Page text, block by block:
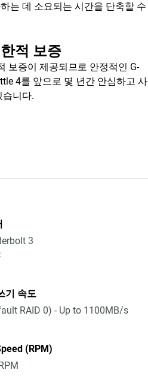
는 데 소요되는 시간을 단축할 수
적 보증
보증이 제공되므로 안정적인 G-
4를 앞으로 몇 년간 안심하고 사
습니다.
3
기 속도
RAID 0) - Up to 1100MB/s
(RPM)